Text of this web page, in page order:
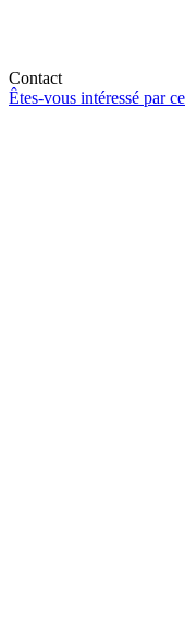
Contact
Êtes-vous intéressé par